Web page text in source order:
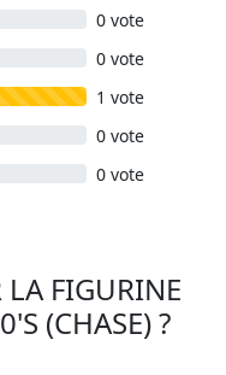
0 vote
0 vote
1 vote
0 vote
0 vote
LA FIGURINE
(CHASE) ?